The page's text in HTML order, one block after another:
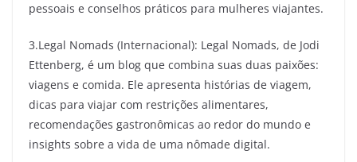
pessoais e conselhos práticos para mulheres viajantes.
3.Legal Nomads (Internacional): Legal Nomads, de Jodi
Ettenberg, é um blog que combina suas duas paixões:
viagens e comida. Ele apresenta histórias de viagem,
dicas para viajar com restrições alimentares,
recomendações gastronômicas ao redor do mundo e
insights sobre a vida de uma nômade digital.